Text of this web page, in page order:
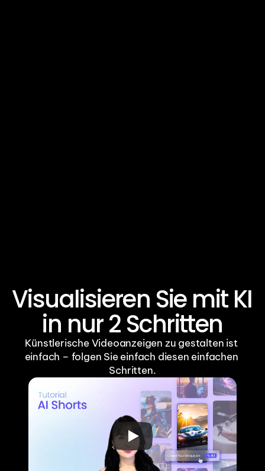
Visualisieren Sie mit KI
in nur 2 Schritten
Künstlerische Videoanzeigen zu gestalten ist
einfach – folgen Sie einfach diesen einfachen
Schritten.